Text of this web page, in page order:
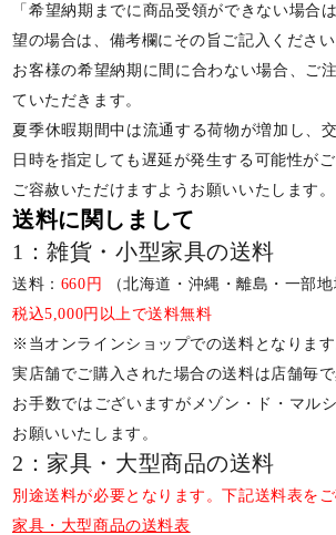
「希望納期までに商品受領ができない場合
望の場合は、備考欄にその旨ご記入ください
お客様の希望納期に間に合わない場合、ご
ていただきます。
夏季休暇期間中は流通する荷物が増加し、
日時を指定しても遅延が発生する可能性がご
ご容赦いただけますようお願いいたします。
送料に関しまして
1：雑貨・小型家具の送料
送料： 660円
（北海道・沖縄・離島・一部
税込5,000円以上で送料無料
※当オンラインショップでの送料となります
実店舗でご購入された場合の送料は店舗毎で
お手数ではございますがメゾン・ド・マル
お願いいたします。
2：家具・大型商品の送料
別途送料が必要となります。下記送料表をご
家具・大型商品の送料表